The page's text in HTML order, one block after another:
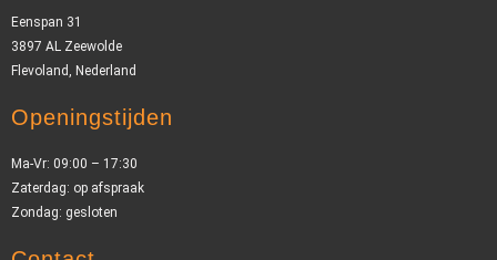
Eenspan 31
3897 AL Zeewolde
Flevoland, Nederland
Openingstijden
Ma-Vr: 09:00 – 17:30
Zaterdag: op afspraak
Zondag: gesloten